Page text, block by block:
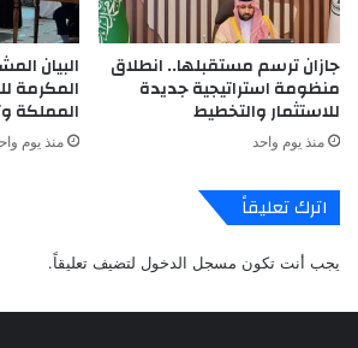
جازان ترسم مستقبلها.. انطلاق
منظومة استراتيجية جديدة
للاستثمار والتخطيط
منذ يوم واحد
البيان
المكرمة
المملكة
منذ يوم
اترك تعليقاً
يجب أنت تكون مسجل الدخول لتضيف تعليقاً.